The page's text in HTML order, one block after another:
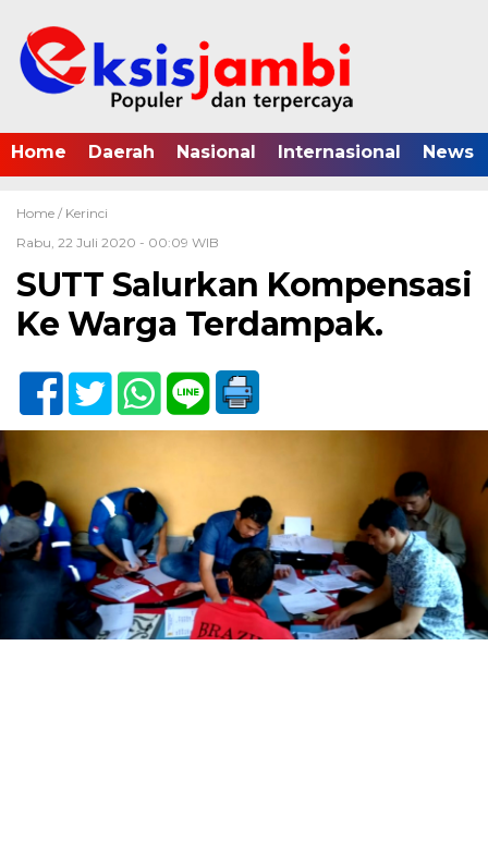
Home Daerah Nasional Internasional News
Home / Kerinci
Rabu, 22 Juli 2020 - 00:09 WIB
SUTT Salurkan Kompensasi
Ke Warga Terdampak.